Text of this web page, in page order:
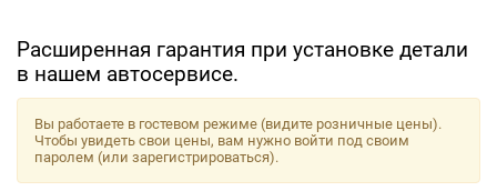
Расширенная гарантия при установке детали
в нашем автосервисе.
Вы работаете в гостевом режиме (видите розничные цены).
Чтобы увидеть свои цены, вам нужно войти под своим
паролем (или зарегистрироваться).